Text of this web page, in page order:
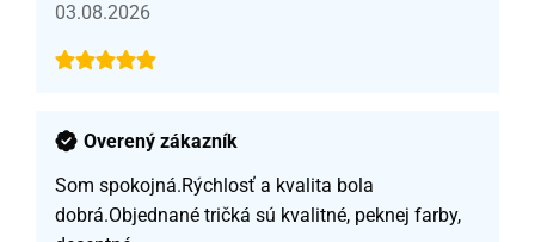
03.08.2026
Overený zákazník
Som spokojná.Rýchlosť a kvalita bola
dobrá.Objednané tričká sú kvalitné, peknej farby,